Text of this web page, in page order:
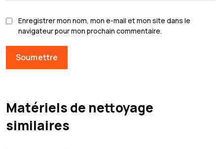
Enregistrer mon nom, mon e-mail et mon site dans le
navigateur pour mon prochain commentaire.
Matériels de nettoyage
similaires